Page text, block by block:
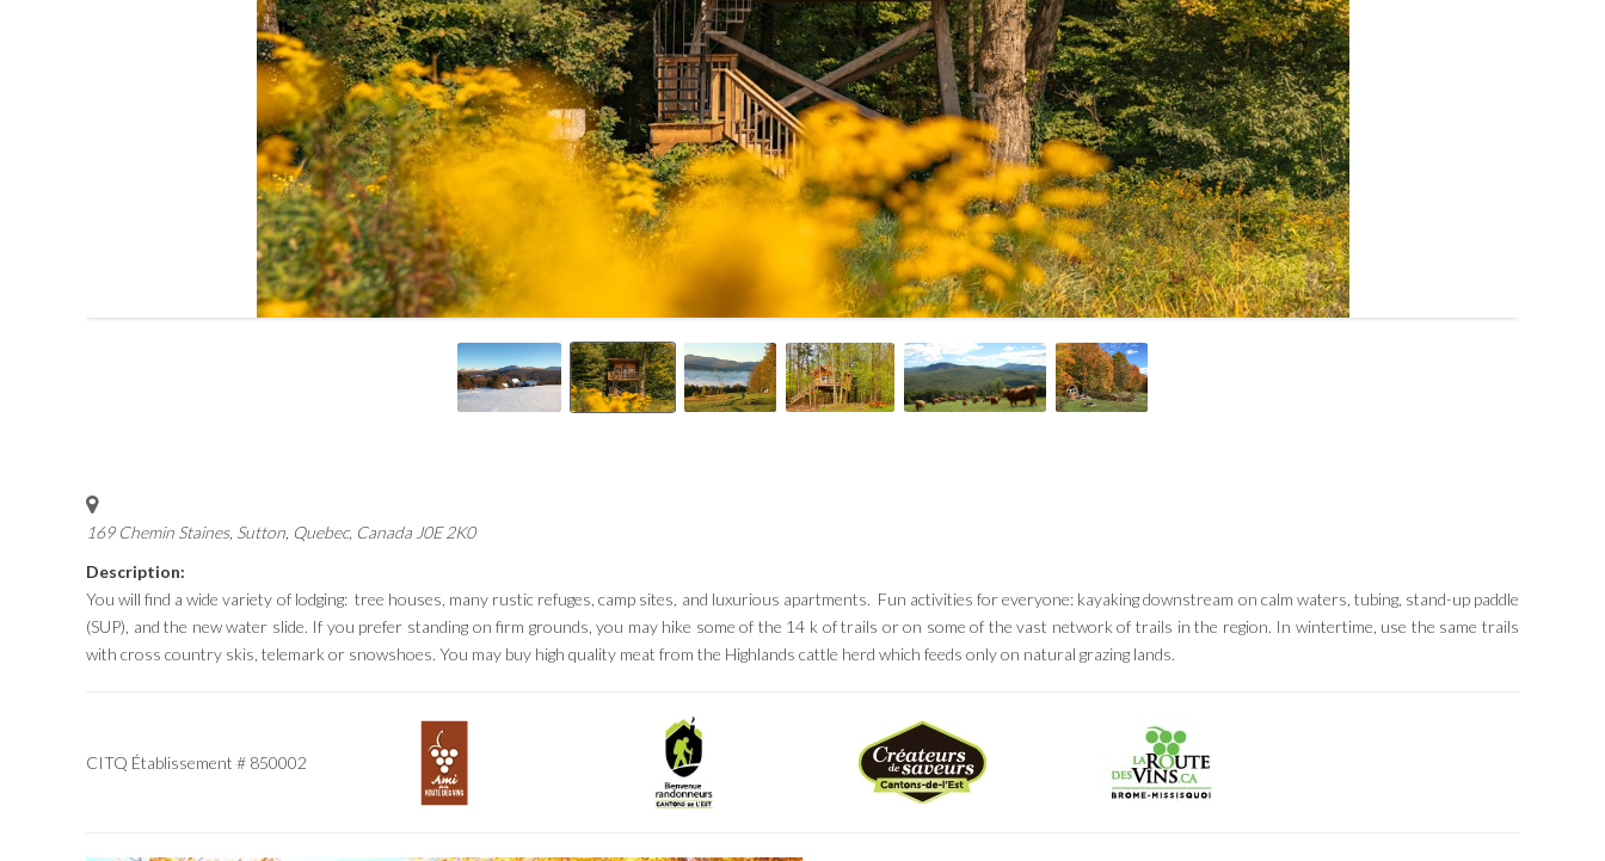
169 Chemin Staines, Sutton Quebec, Canada J0E 2K0
Description:
You will find a wide variety of lodging: tree houses, many rustic refuges, camp sites, and luxurious apartments. Fun activities for everyone: kayaking downstream on calm waters, tubing, stand-up paddle
(SUP), and the new water slide. If you prefer standing on firm grounds, you may hike some of the 14 k of trails or on some of the vast network of trails in the region. In wintertime, use the same trails
with cross country skis, telemark or snowshoes. You may buy high quality meat from the Highlands cattle herd which feeds only on natural grazing lands.
CITQ Établissement # 850002